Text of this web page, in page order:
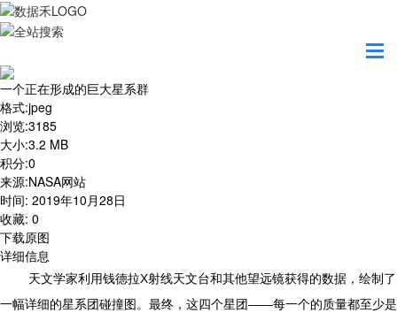
一个正在形成的巨大星系群
格式:jpeg
浏览:3185
大小:3.2 MB
积分:0
来源:NASA网站
时间: 2019年10月28日
收藏: 0
下载原图
详细信息
天文学家利用钱德拉X射线天文台和其他望远镜获得的数据，绘制了
一幅详细的星系团碰撞图。最终，这四个星团——每一个的质量都至少是